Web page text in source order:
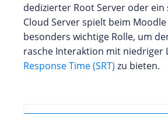
dedizierter Root Server oder
Cloud Server spielt beim
besonders wichtige Rolle, um
rasche Interaktion mit niedriger
Response Time (SRT) zu bieten.